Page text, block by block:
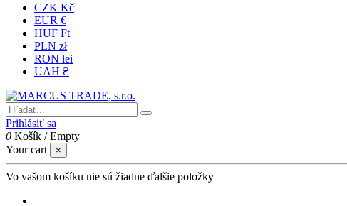
CZK Kč
EUR €
HUF Ft
PLN zł
RON lei
UAH ₴
Prihlásiť sa
0 Košík /Empty
Your cart
×
Vo vašom košíku nie sú žiadne ďalšie položky